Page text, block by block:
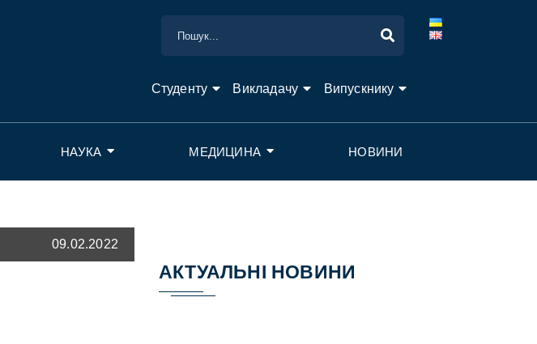
Студенту Викладачу Випускнику
НАУКА МЕДИЦИНА НОВИНИ
09.02.2022
АКТУАЛЬНІ НОВИНИ